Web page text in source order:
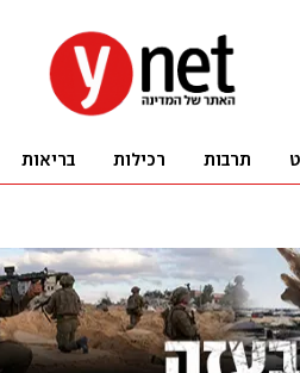
תרבות רכילות בריאות